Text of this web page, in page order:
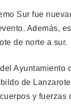
Sur fue
Además,
de norte a sur.
de
y